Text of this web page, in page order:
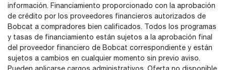
información. Financiamiento proporcionado con la aprobación
de crédito por los proveedores financieros autorizados de
Bobcat a compradores bien calificados. Todos los programas
y tasas de financiamiento están sujetos a la aprobación final
del proveedor financiero de Bobcat correspondiente y están
sujetos a cambios en cualquier momento sin previo aviso.